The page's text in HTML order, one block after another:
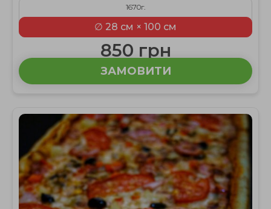
1670г.
∅ 28 см × 100 см
850 грн
ЗАМОВИТИ